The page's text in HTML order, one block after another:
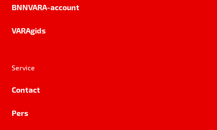
BNNVARA-account
VARAgids
Service
Contact
Pers